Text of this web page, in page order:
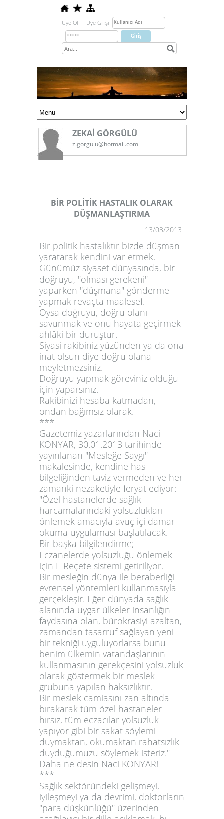
Üye Ol Üye Girişi
ZEKAİ GÖRGÜLÜ
z.gorgulu@hotmail.com
BİR POLİTİK HASTALIK OLARAK
DÜŞMANLAŞTIRMA
13/03/2013
Bir politik hastalıktır bizde düşman
yaratarak kendini var etmek.
Günümüz siyaset dünyasında, bir
doğruyu, "olması gerekeni"
yaparken "düşmana" gönderme
yapmak revaçta maalesef.
Oysa doğruyu, doğru olanı
savunmak ve onu hayata geçirmek
ahlâki bir duruştur.
Siyasi rakibiniz yüzünden ya da ona
inat olsun diye doğru olana
meyletmezsiniz.
Doğruyu yapmak göreviniz olduğu
için yaparsınız.
Rakibinizi hesaba katmadan,
ondan bağımsız olarak.
***
Gazetemiz yazarlarından Naci
KONYAR, 30.01.2013 tarihinde
yayınlanan "Mesleğe Saygı"
makalesinde, kendine has
bilgeliğinden taviz vermeden ve her
zamanki nezaketiyle feryat ediyor:
"Özel hastanelerde sağlık
harcamalarındaki yolsuzlukları
önlemek amacıyla avuç içi damar
okuma uygulaması başlatılacak.
Bir başka bilgilendirme;
Eczanelerde yolsuzluğu önlemek
için E Reçete sistemi getiriliyor.
Bir mesleğin dünya ile beraberliği
evrensel yöntemleri kullanmasıyla
gerçekleşir. Eğer dünyada sağlık
alanında uygar ülkeler insanlığın
faydasına olan, bürokrasiyi azaltan,
zamandan tasarruf sağlayan yeni
bir tekniği uyguluyorlarsa bunu
benim ülkemin vatandaşlarının
kullanmasının gerekçesini yolsuzluk
olarak göstermek bir meslek
grubuna yapılan haksızlıktır.
Bir meslek camiasını zan altında
bırakarak tüm özel hastaneler
hırsız, tüm eczacılar yolsuzluk
yapıyor gibi bir sakat söylemi
duymaktan, okumaktan rahatsızlık
duyduğumuzu söylemek isteriz."
Daha ne desin Naci KONYAR!
***
Sağlık sektöründeki gelişmeyi,
iyileşmeyi ya da devrimi, doktorların
"para düşkünlüğü" üzerinden